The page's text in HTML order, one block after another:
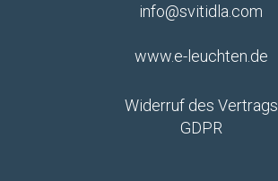
info@svitidla.com
www.e-leuchten.de
Widerruf des Vertrags
GDPR